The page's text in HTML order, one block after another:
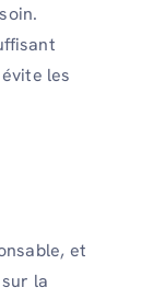
les
et
la